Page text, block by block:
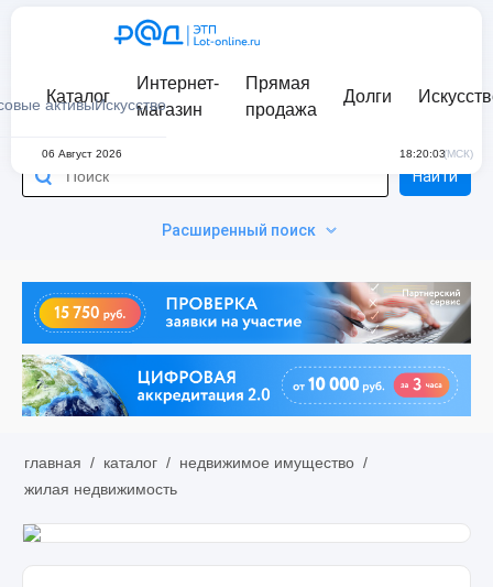
активыИскусство
Каталог
Интернет-
магазин
Прямая
продажа
Долги
06 Август 2026 18:20:03(МСК)
Расширенный поиск
Найти
главная / каталог / недвижимое имущество /
жилая недвижимость